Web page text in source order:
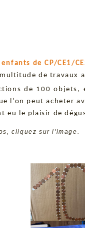
de CP/CE1/
de travaux
de 100
l’on peut acheter
eu le plaisir de
cliquez sur l'image.